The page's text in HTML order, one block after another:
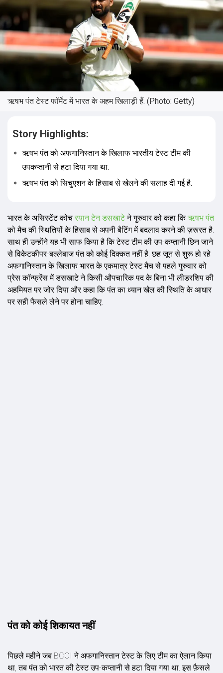
ऋषभ पंत टेस्ट फॉर्मेट में भारत के अहम खिलाड़ी हैं. (Photo: Getty)
Story Highlights:
ऋषभ पंत को अफगानिस्तान के खिलाफ भारतीय टेस्ट टीम की
उपकप्तानी से हटा द‍िया गया था.
ऋषभ पंत को स‍िचुएशन के हिसाब से खेलने की सलाह दी गई है.
भारत के असिस्टेंट कोच रयान टेन डसखाटेने गुरुवार को कहा किऋषभ पंत
को मैच की स्थितियों के हिसाब से अपनी बैटिंग में बदलाव करने की ज़रूरत है.
साथ ही उन्होंने यह भी साफ किया है कि टेस्ट टीम की उप-कप्तानी छिन जाने
से विकेटकीपर-बल्लेबाज पंत को कोई दिक्कत नहीं है. छह जून से शुरू हो रहे
अफगानिस्तान के खिलाफ भारत के एकमात्र टेस्ट मैच से पहले गुरुवार को
प्रेस कॉन्फ्रेंस में डसखाटे ने किसी औपचारिक पद के बिना भी लीडरशिप की
अहमियत पर जोर दिया और कहा कि पंत का ध्यान खेल की स्थिति के आधार
पर सही फैसले लेने पर होना चाहिए.
पंत को कोई श‍िकायत नहीं
पिछले महीने जब BCCI ने अफगानिस्तान टेस्ट के लिए टीम का ऐलान किया
था, तब पंत को भारत की टेस्ट उप-कप्तानी से हटा दिया गया था. इस फ़ैसले